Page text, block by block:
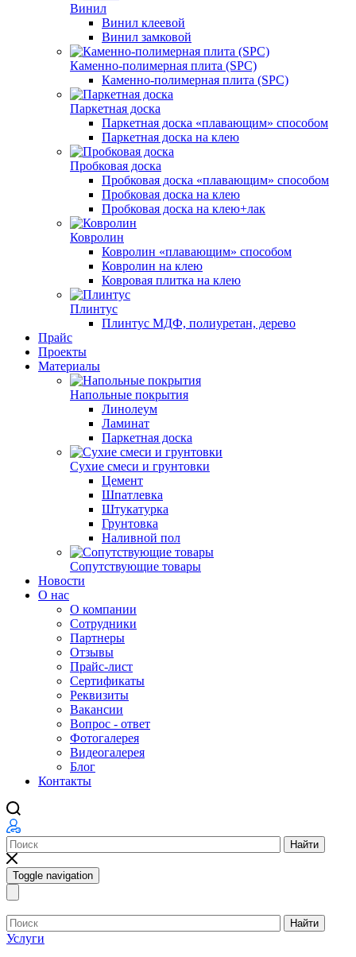
Винил
Винил клеевой
Винил замковой
Каменно-полимерная плита (SPC)
Каменно-полимерная плита (SPC)
Паркетная доска
Паркетная доска «плавающим» способом
Паркетная доска на клею
Пробковая доска
Пробковая доска «плавающим» способом
Пробковая доска на клею
Пробковая доска на клею+лак
Ковролин
Ковролин «плавающим» способом
Ковролин на клею
Ковровая плитка на клею
Плинтус
Плинтус МДФ, полиуретан, дерево
Прайс
Проекты
Материалы
Напольные покрытия
Линолеум
Ламинат
Паркетная доска
Сухие смеси и грунтовки
Цемент
Шпатлевка
Штукатурка
Грунтовка
Наливной пол
Сопутствующие товары
Новости
О нас
О компании
Сотрудники
Партнеры
Отзывы
Прайс-лист
Сертификаты
Реквизиты
Вакансии
Вопрос - ответ
Фотогалерея
Видеогалерея
Блог
Контакты
Найти
Toggle navigation
Найти
Услуги